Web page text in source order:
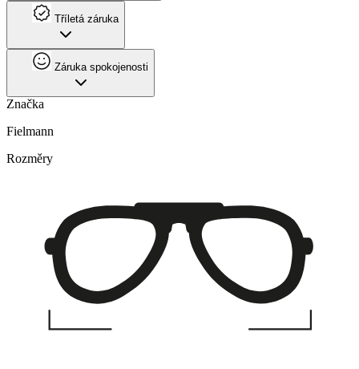
Tříletá záruka
Záruka spokojenosti
Značka
Fielmann
Rozměry